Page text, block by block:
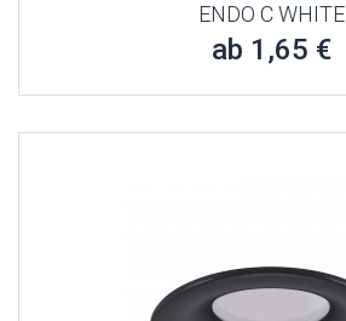
ENDO C WHITE
ab 1,65 €